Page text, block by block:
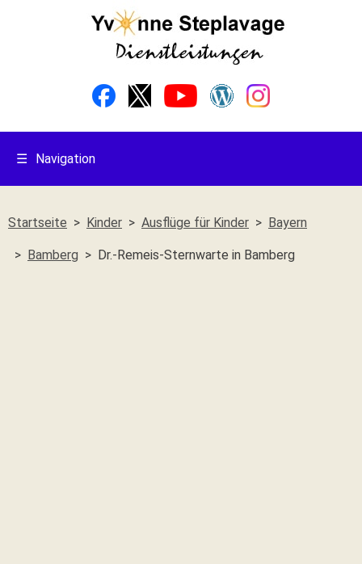
☰ Navigation
Startseite Kinder Ausflüge für Kinder Bayern
Bamberg Dr.-Remeis-Sternwarte in Bamberg